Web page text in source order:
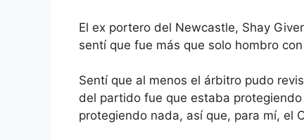
El ex portero del Newcastle, Shay
sentí que fue más que solo hombro
Sentí que al menos el árbitro pudo
del partido fue que estaba
protegiendo nada, así que, para mí, el